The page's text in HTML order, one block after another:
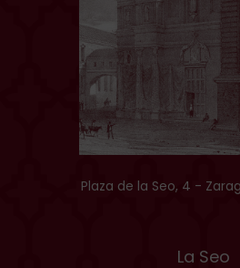
Plaza de la Seo, 4 -
La Seo